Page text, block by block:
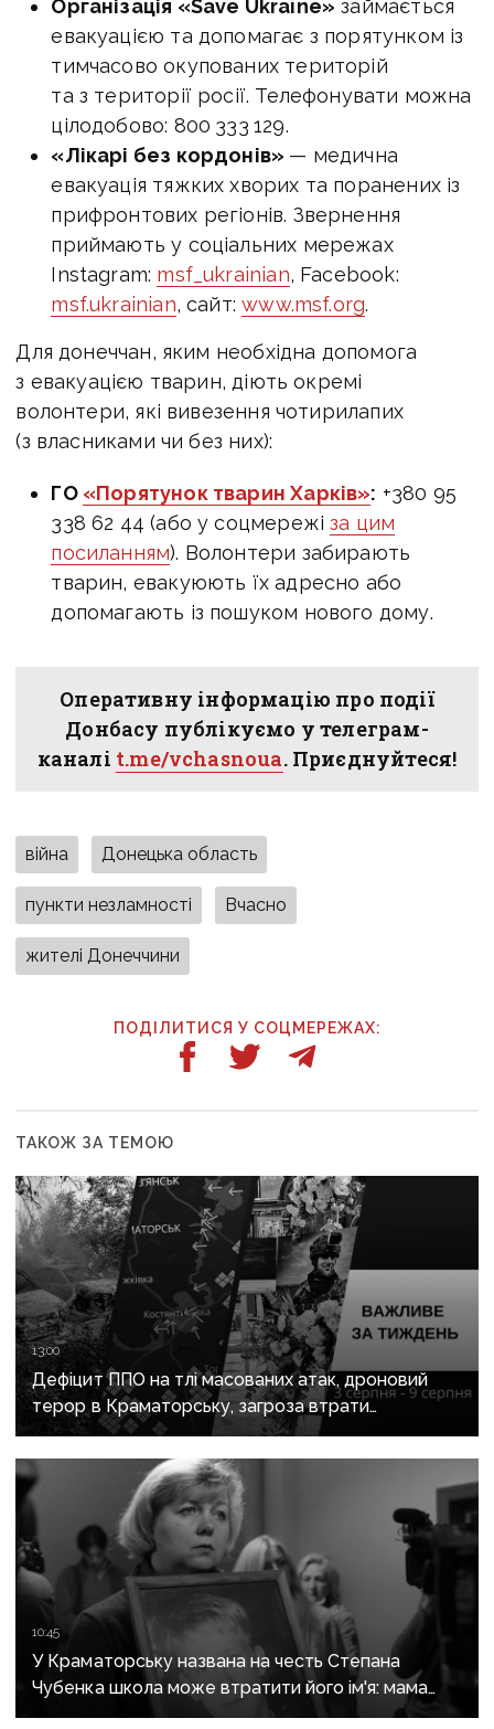
Організація «Save Ukraine» займається
евакуацією та допомагає з порятунком із
тимчасово окупованих територій
та з території росії. Телефонувати можна
цілодобово: 800 333 129.
«Лікарі без кордонів» — медична
евакуація тяжких хворих та поранених із
прифронтових регіонів. Звернення
приймають у соціальних мережах
Instagram: msf_ukrainian, Facebook:
msf.ukrainian, сайт:www.msf.org.
Для донеччан, яким необхідна допомога
з евакуацією тварин, діють окремі
волонтери, які вивезення чотирилапих
(з власниками чи без них):
ГО «Порятунок тварин Харків»: +380 95
338 62 44 (або у соцмережіза цим
посиланням). Волонтери забирають
тварин, евакуюють їх адресно або
допомагають із пошуком нового дому.
Оперативну інформацію про події
Донбасу публікуємо у телеграм-
каналі t.me/vchasnoua. Приєднуйтеся!
війна Донецька область
пункти незламності Вчасно
жителі Донеччини
ПОДІЛИТИСЯ У СОЦМЕРЕЖАХ:
ТАКОЖ ЗА ТЕМОЮ
13:00
Дефіцит ППО на тлі масованих атак, дроновий
терор в Краматорську, загроза втрати
Костянтинівки та прощання з Олексієм Юковим:
важливе за тиждень
10:45
У Краматорську названа на честь Степана
Чубенка школа може втратити його ім'я: мама
загиблого героя розповіла про рішення влади